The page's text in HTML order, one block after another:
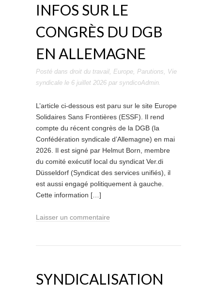
INFOS SUR LE
CONGRÈS DU DGB
EN ALLEMAGNE
Posté dans droit du travail, Europe, Parutions, Vie
syndicale le 6 juillet 2026 par syndicoAdmin.
L’article ci-dessous est paru sur le site Europe
Solidaires Sans Frontières (ESSF). Il rend
compte du récent congrès de la DGB (la
Confédération syndicale d’Allemagne) en mai
2026. Il est signé par Helmut Born, membre
du comité exécutif local du syndicat Ver.di
Düsseldorf (Syndicat des services unifiés), il
est aussi engagé politiquement à gauche.
Cette information […]
Laisser un commentaire
SYNDICALISATION